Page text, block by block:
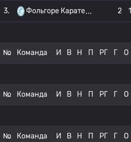
3. Фольгоре Карате 2 1
№ Команда И В Н П РГ Г О
№ Команда И В Н П РГ Г О
№ Команда И В Н П РГ Г О